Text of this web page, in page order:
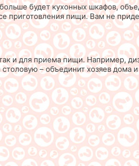
будет кухонных шкафов,
приготовления пищи. Вам не
и для приема пищи. Например,
– объединит хозяев дома